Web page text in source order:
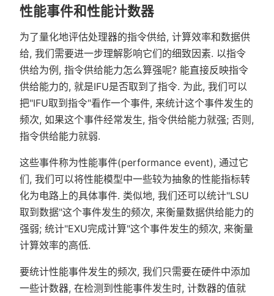
性能事件和性能计数器
为了量化地评估处理器的指令供给, 计算效率和数据供
给, 我们需要进一步理解影响它们的细致因素. 以指令
供给为例, 指令供给能力怎么算强呢? 能直接反映指令
供给能力的, 就是IFU是否取到了指令. 为此, 我们可以
把"IFU取到指令"看作一个事件, 来统计这个事件发生的
频次, 如果这个事件经常发生, 指令供给能力就强; 否则,
指令供给能力就弱.
这些事件称为性能事件(performance event), 通过它
们, 我们可以将性能模型中一些较为抽象的性能指标转
化为电路上的具体事件. 类似地, 我们还可以统计"LSU
取到数据"这个事件发生的频次, 来衡量数据供给能力的
强弱; 统计"EXU完成计算"这个事件发生的频次, 来衡量
计算效率的高低.
要统计性能事件发生的频次, 我们只需要在硬件中添加
一些计数器, 在检测到性能事件发生时, 计数器的值就